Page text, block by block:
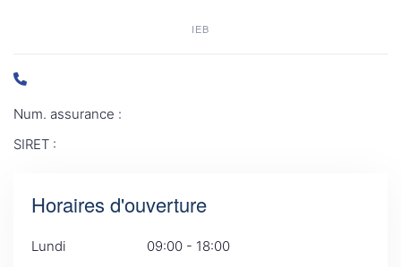
IEB
Num. assurance :
SIRET :
Horaires d'ouverture
Lundi
09:00 - 18:00